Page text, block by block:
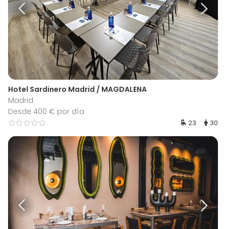
Hotel Sardinero Madrid / MAGDALENA
Madrid
Desde 400 € por día
23 30